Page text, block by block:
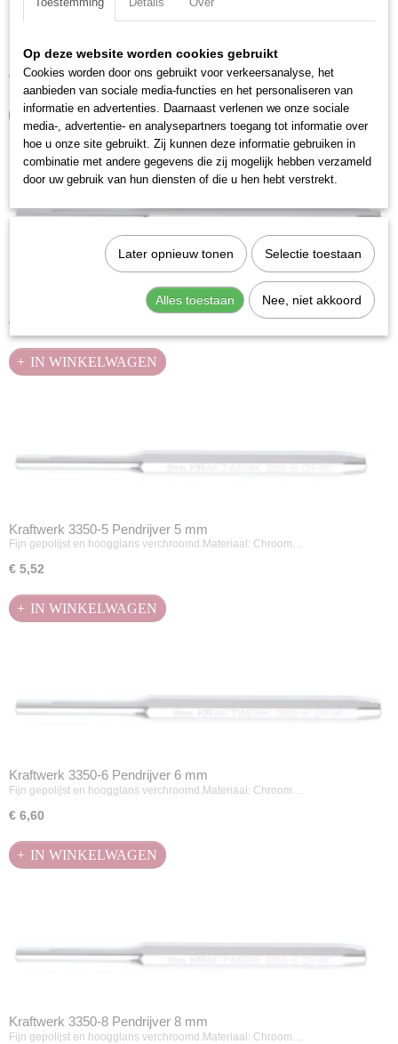
Fijn gepolijst en hoogglans verchroomd.Materiaal: Chroom…
€ 4,44
IN WINKELWAGEN
Fijn gepolijst en hoogglans verchroomd.Materiaal: Chroom…
€ 4,94
IN WINKELWAGEN
Kraftwerk 3350-5 Pendrijver 5 mm
Fijn gepolijst en hoogglans verchroomd.Materiaal: Chroom…
€ 5,52
IN WINKELWAGEN
Kraftwerk 3350-6 Pendrijver 6 mm
Fijn gepolijst en hoogglans verchroomd.Materiaal: Chroom…
€ 6,60
IN WINKELWAGEN
Kraftwerk 3350-8 Pendrijver 8 mm
Fijn gepolijst en hoogglans verchroomd.Materiaal: Chroom…
Op deze website worden cookies gebruikt
Cookies worden door ons gebruikt voor verkeersanalyse, het
aanbieden van sociale media-functies en het personaliseren van
informatie en advertenties. Daarnaast verlenen we onze sociale
media-, advertentie- en analysepartners toegang tot informatie over
hoe u onze site gebruikt. Zij kunnen deze informatie gebruiken in
combinatie met andere gegevens die zij mogelijk hebben verzameld
door uw gebruik van hun diensten of die u hen hebt verstrekt.
Later opnieuw tonen Selectie toestaan
Alles toestaan Nee, niet akkoord